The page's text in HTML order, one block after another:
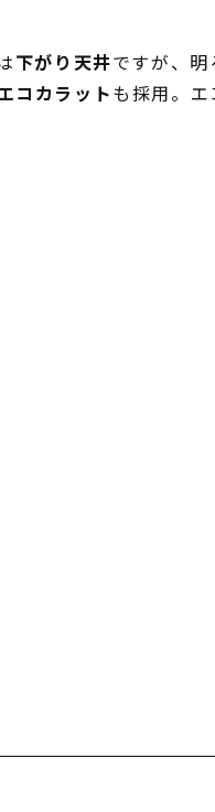
下がり天井ですが、明
コカラットも採用。エ